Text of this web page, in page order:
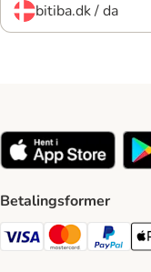
bitiba.dk / da
Betalingsformer
VISA Payment Method
MastercardPaypal